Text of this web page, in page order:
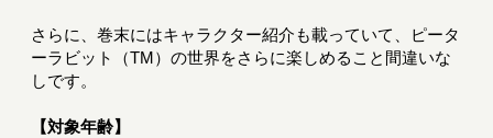
さらに、巻末にはキャラクター紹介も載っていて、ピータ
ーラビット（TM）の世界をさらに楽しめること間違いな
しです。
【対象年齢】